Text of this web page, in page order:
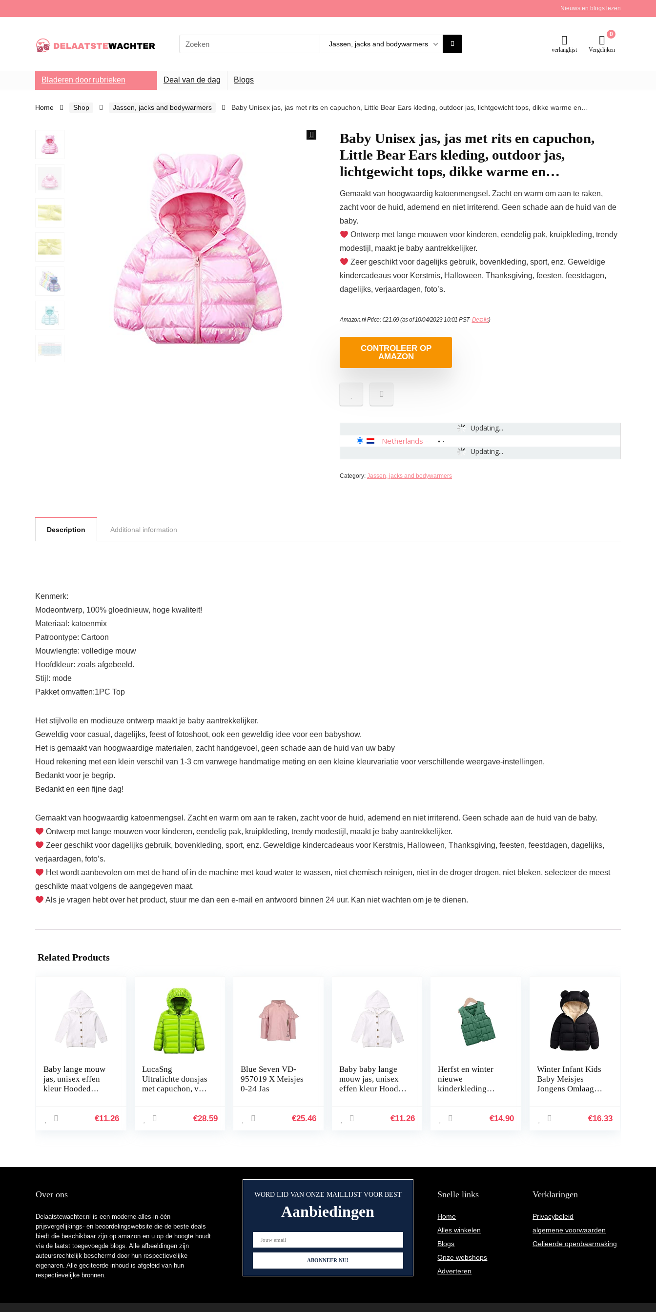
Nieuws en blogs lezen
Search
for:
Jassen, jacks and bodywarmers
verlanglijst
0
Vergelijken
Bladeren door rubrieken Deal van de dag Blogs
Home Shop Jassen, jacks and bodywarmers Baby Unisex jas, jas met rits en capuchon, Little Bear Ears kleding, outdoor jas, lichtgewicht tops, dikke warme en…
Baby Unisex jas, jas met rits en capuchon,
Little Bear Ears kleding, outdoor jas,
lichtgewicht tops, dikke warme en…
Gemaakt van hoogwaardig katoenmengsel. Zacht en warm om aan te raken,
zacht voor de huid, ademend en niet irriterend. Geen schade aan de huid van de
baby.
Ontwerp met lange mouwen voor kinderen, eendelig pak, kruipkleding, trendy
modestijl, maakt je baby aantrekkelijker.
Zeer geschikt voor dagelijks gebruik, bovenkleding, sport, enz. Geweldige
kindercadeaus voor Kerstmis, Halloween, Thanksgiving, feesten, feestdagen,
dagelijks, verjaardagen, foto’s.
Amazon.nl Price:€21.69(as of 10/04/2023 10:01 PST-Details)
CONTROLEER OP
AMAZON
Updating...
Updating...
Netherlands -
Category: Jassen, jacks and bodywarmers
Description Additional information
Kenmerk:
Modeontwerp, 100% gloednieuw, hoge kwaliteit!
Materiaal: katoenmix
Patroontype: Cartoon
Mouwlengte: volledige mouw
Hoofdkleur: zoals afgebeeld.
Stijl: mode
Pakket omvatten:1PC Top
Het stijlvolle en modieuze ontwerp maakt je baby aantrekkelijker.
Geweldig voor casual, dagelijks, feest of fotoshoot, ook een geweldig idee voor een babyshow.
Het is gemaakt van hoogwaardige materialen, zacht handgevoel, geen schade aan de huid van uw baby
Houd rekening met een klein verschil van 1-3 cm vanwege handmatige meting en een kleine kleurvariatie voor verschillende weergave-instellingen,
Bedankt voor je begrip.
Bedankt en een fijne dag!
Gemaakt van hoogwaardig katoenmengsel. Zacht en warm om aan te raken, zacht voor de huid, ademend en niet irriterend. Geen schade aan de huid van de baby.
Ontwerp met lange mouwen voor kinderen, eendelig pak, kruipkleding, trendy modestijl, maakt je baby aantrekkelijker.
Zeer geschikt voor dagelijks gebruik, bovenkleding, sport, enz. Geweldige kindercadeaus voor Kerstmis, Halloween, Thanksgiving, feesten, feestdagen, dagelijks,
verjaardagen, foto’s.
Het wordt aanbevolen om met de hand of in de machine met koud water te wassen, niet chemisch reinigen, niet in de droger drogen, niet bleken, selecteer de meest
geschikte maat volgens de aangegeven maat.
Als je vragen hebt over het product, stuur me dan een e-mail en antwoord binnen 24 uur. Kan niet wachten om je te dienen.
Related Products
Baby lange mouw
jas, unisex effen
kleur Hooded
Kleur: wit, 0
€11.26
LucaSng
Ultralichte donsjas
met capuchon, voor
winter, warme jas,
€28.59
Blue Seven VD-
957019 X Meisjes
0-24 Jas
€25.46
Baby baby lange
mouw jas, unisex
effen kleur Hooded
(wit, 80cm)
€11.26
Herfst en winter
nieuwe
kinderkleding
jongens en meisjes
€14.90
Winter Infant Kids
Baby Meisjes
Jongens Omlaag
Mouw Rits Effen
€16.33
Over ons
Delaatstewachter.nl is een moderne alles-in-één
prijsvergelijkings- en beoordelingswebsite die de beste deals
biedt die beschikbaar zijn op amazon en u op de hoogte houdt
via de laatst toegevoegde blogs. Alle afbeeldingen zijn
auteursrechtelijk beschermd door hun respectievelijke
eigenaren. Alle geciteerde inhoud is afgeleid van hun
respectievelijke bronnen.
WORD LID VAN ONZE MAILLIJST VOOR BEST
Aanbiedingen
Snelle links
Home
Alles winkelen
Blogs
Onze webshops
Adverteren
Verklaringen
Privacybeleid
algemene voorwaarden
Gelieerde openbaarmaking